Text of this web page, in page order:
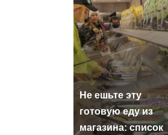
Не ешьте эту
готовую еду из
магазина: список